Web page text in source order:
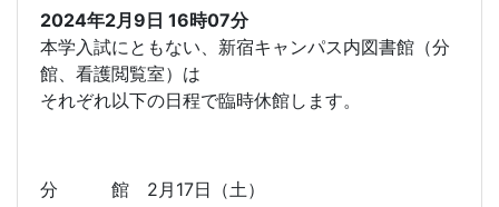
2024年2月9日 16時07分
本学入試にともない、新宿キャンパス内図書館（分
館、看護閲覧室）は
それぞれ以下の日程で臨時休館します。
分 館 2月17日（土）